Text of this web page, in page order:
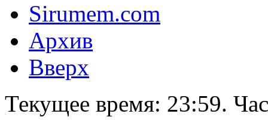
Sirumem.com
Архив
Вверх
Текущее время: 23:59.